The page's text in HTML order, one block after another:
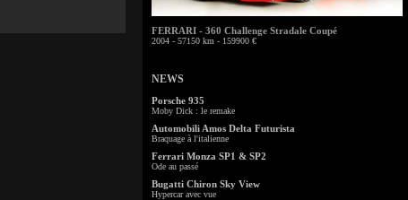
FERRARI - 360 Challenge Stradale Coupé
2004 - 57150 km - 159900 €
NEWS
Porsche 935
Moby Dick : le remake
Automobili Amos Delta Futurista
Braquage à l'italienne
Ferrari Monza SP1 & SP2
Ode au passé
Bugatti Chiron Sky View
Hypercar avec vue